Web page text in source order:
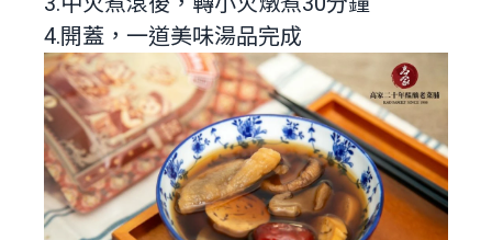
4.開蓋，一道美味湯品完成